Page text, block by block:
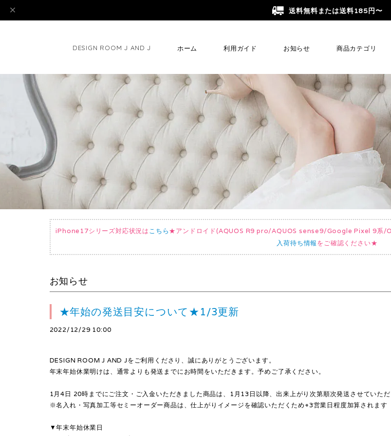
送料無料または送料185円〜
DESIGN ROOM J AND J ホーム 利用ガイド お知らせ 商品カテゴリ
iPhone17シリーズ対応状況はこちら★アンドロイド(AQUOS R9 pro/AQUOS sense9/Google Pixel 9系/
入荷待ち情報をご確認ください★
お知らせ
★年始の発送目安について★1/3更新
2022/12/29 10:00
DESIGN ROOM J AND Jをご利用くださり、誠にありがとうございます。
年末年始休業明けは、通常よりも発送までにお時間をいただきます。予めご了承ください。
1月4日 20時までにご注文・ご入金いただきました商品は、1月13日以降、出来上がり次第順次発送させていただ
※名入れ・写真加工等セミーオーダー商品は、仕上がりイメージを確認いただくため+3営業日程度加算されます
▼年末年始休業日